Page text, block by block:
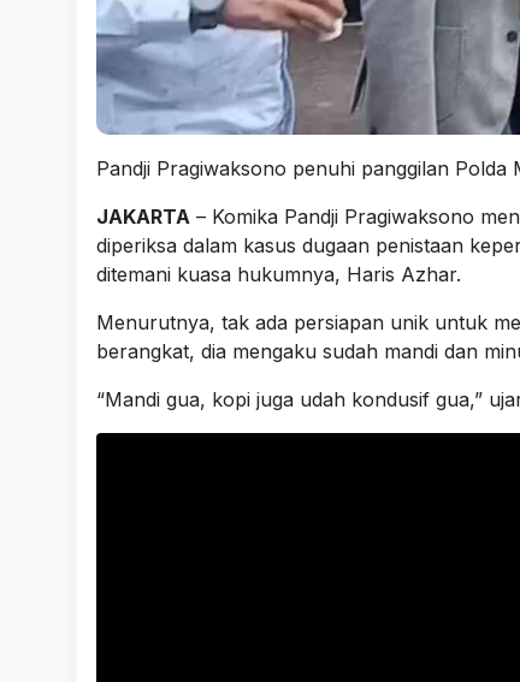
Pandji Pragiwaksono penuhi panggilan
JAKARTA – Komika Pandji Pragiwaksono
diperiksa dalam kasus dugaan penistaan
ditemani kuasa hukumnya, Haris Azhar.
Menurutnya, tak ada persiapan unik untuk
berangkat, dia mengaku sudah mandi dan
“Mandi gua, kopi juga udah kondusif gua,”